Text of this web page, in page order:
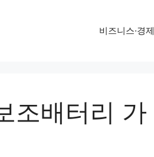
비즈니스·경제
조배터리 가